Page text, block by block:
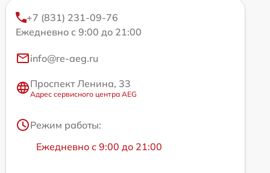
+7 (831) 231-09-76
Ежедневно с 9:00 до 21:00
info@re-aeg.ru
Проспект Ленина, 33
Адрес сервисного центра AEG
Режим работы:
Ежедневно с 9:00 до 21:00